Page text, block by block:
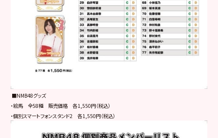
■NMB48グッズ
・絵馬 全58種 販売価格 各1,550円（税込）
・個別スマートフォンスタンド2 各1,550円（税込）